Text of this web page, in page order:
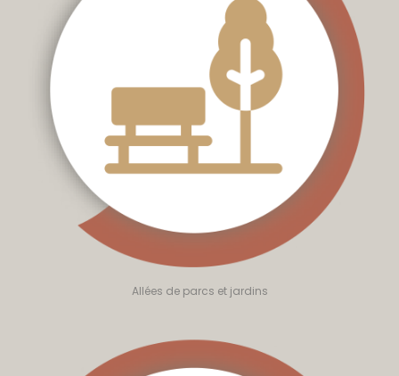
Allées de parcs et jardins